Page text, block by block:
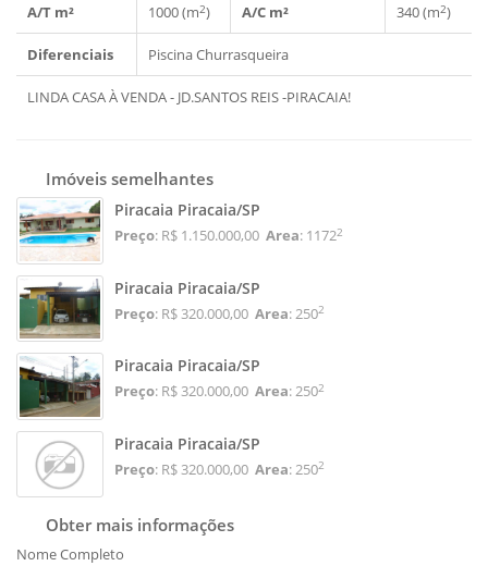
A/T m² 1000 (m2) A/C m² 340 (m2)
Diferenciais PiscinaChurrasqueira
LINDA CASA À VENDA - JD.SANTOS REIS -PIRACAIA!
Imóveis semelhantes
Piracaia Piracaia/SP
Preço: R$ 1.150.000,00 Area: 11722
Piracaia Piracaia/SP
Preço: R$ 320.000,00 Area: 2502
Piracaia Piracaia/SP
Preço: R$ 320.000,00 Area: 2502
Piracaia Piracaia/SP
Preço: R$ 320.000,00 Area: 2502
Obter mais informações
Nome Completo